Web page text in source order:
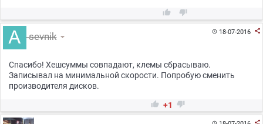
 
18-07-2016 
sevnik
Спасибо! Хешсуммы совпадают, клемы сбрасываю.
Записывал на минимальной скорости. Попробую сменить
производителя дисков.
 +1 